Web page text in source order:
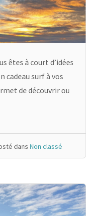
êtes à court d’idées
cadeau surf à vos
de découvrir ou
dans Non classé